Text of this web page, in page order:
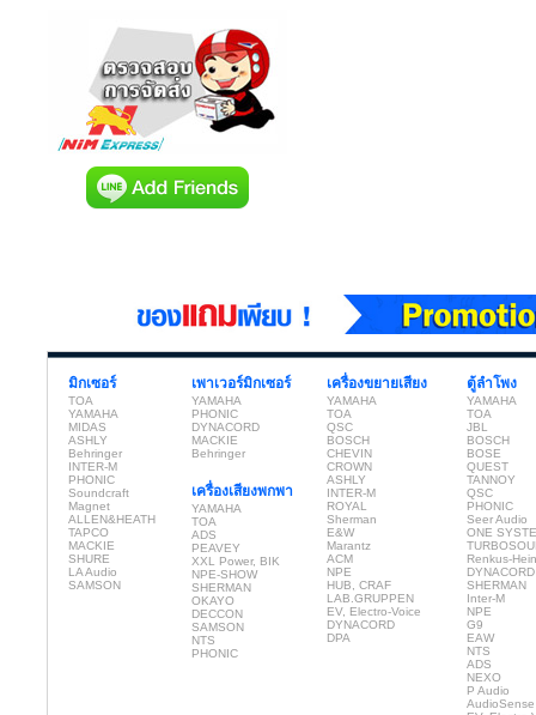
มิกเซอร์
TOA
YAMAHA
MIDAS
ASHLY
Behringer
INTER-M
PHONIC
Soundcraft
Magnet
ALLEN&HEATH
TAPCO
MACKIE
SHURE
LA Audio
SAMSON
เพาเวอร์มิกเซอร์
YAMAHA
PHONIC
DYNACORD
MACKIE
Behringer
เครื่องเสียงพกพา
YAMAHA
TOA
ADS
PEAVEY
XXL Power, BIK
NPE-SHOW
SHERMAN
OKAYO
DECCON
SAMSON
NTS
PHONIC
เครื่องขยายเสียง
YAMAHA
TOA
QSC
BOSCH
CHEVIN
CROWN
ASHLY
INTER-M
ROYAL
Sherman
E&W
Marantz
ACM
NPE
HUB, CRAF
LAB.GRUPPEN
EV, Electro-Voice
DYNACORD
DPA
ตู้ลำโพง
YAMAHA
TOA
JBL
BOSCH
BOSE
QUEST
TANNOY
QSC
PHONIC
Seer Audio
ONE
Renkus-
DYNACORD
SHERMAN
Inter-M
NPE
G9
EAW
NTS
ADS
NEXO
P Audio
AudioSense